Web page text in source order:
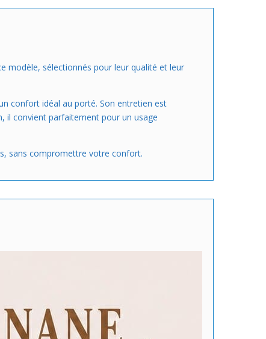
modèle, sélectionnés pour leur qualité et leur
confort idéal au porté. Son entretien est
il convient parfaitement pour un usage
sans compromettre votre confort.